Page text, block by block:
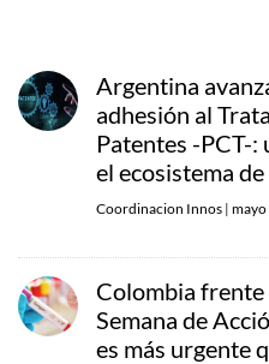
Argentina
adhesión al
Patentes -PCT-:
el ecosistema
Coordinacion Innos |
Colombia frente
Semana de
es más urgente